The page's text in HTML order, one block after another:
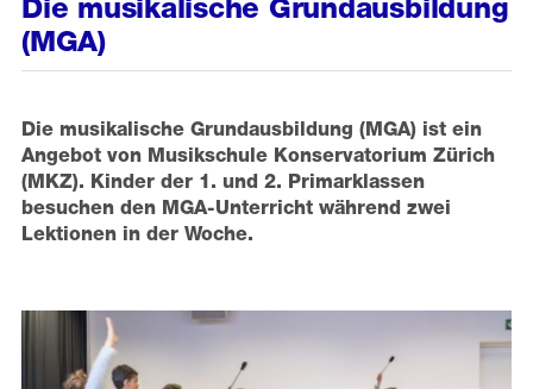
Die musikalische Grundausbildung
(MGA)
Die musikalische Grundausbildung (MGA) ist ein
Angebot von Musikschule Konservatorium Zürich
(MKZ). Kinder der 1. und 2. Primarklassen
besuchen den MGA-Unterricht während zwei
Lektionen in der Woche.